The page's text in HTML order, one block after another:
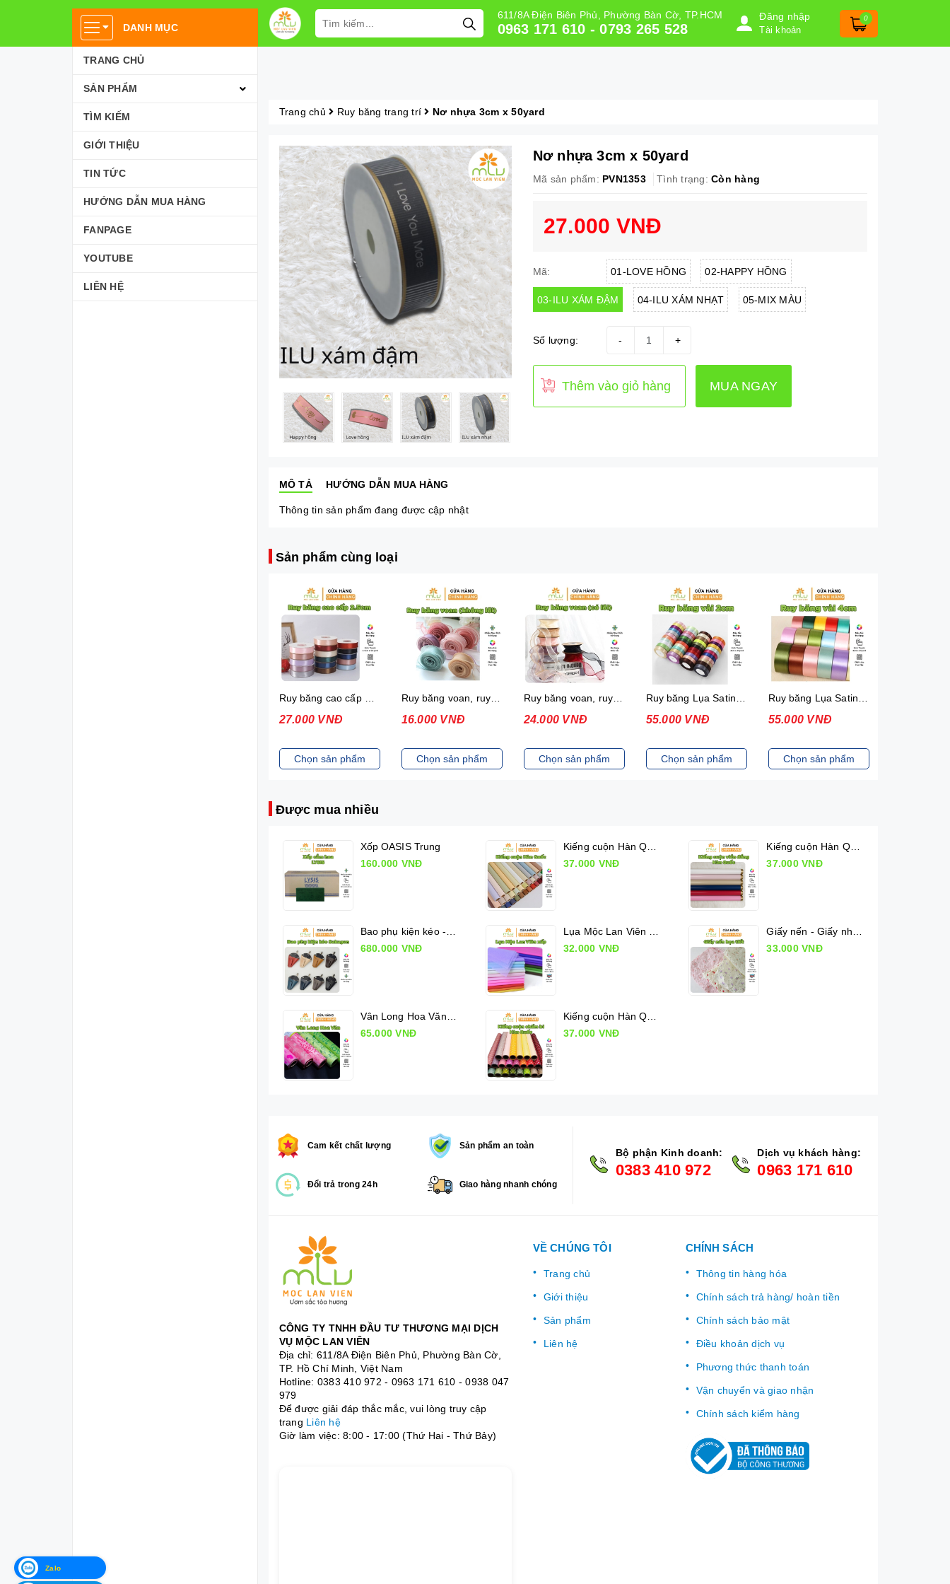
DANH MỤC
TRANG CHỦ
SẢN PHẨM
TÌM KIẾM
GIỚI THIỆU
TIN TỨC
HƯỚNG DẪN MUA HÀNG
FANPAGE
YOUTUBE
LIÊN HỆ
611/8A Điện Biên Phủ, Phường Bàn Cờ, TP.HCM
0963 171 610 - 0793 265 528
Đăng nhập
Tài khoản
0
Trang chủ Ruy băng trang trí Nơ nhựa 3cm x 50yard
Nơ nhựa 3cm x 50yard
Mã sản phẩm: PVN1353 Tình trạng: Còn hàng
27.000 VNĐ
Mã: 01-LOVE HỒNG 02-HAPPY HỒNG
03-ILU XÁM ĐẬM 04-ILU XÁM NHẠT 05-MIX MÀU
Số lượng: +
-
Thêm vào giỏ hàng MUA NGAY
MÔ TẢ HƯỚNG DẪN MUA HÀNG
Thông tin sản phẩm đang được cập nhật
Sản phẩm cùng loại
27.000 VNĐ
Chọn sản phẩm
16.000 VNĐ
Chọn sản phẩm
24.000 VNĐ
Chọn sản phẩm
55.000 VNĐ
Chọn sản phẩm
55.000 VNĐ
Chọn sản phẩm
Được mua nhiều
Xốp OASIS Trung
160.000 VNĐ
37.000 VNĐ
Kiếng cuộn Hàn Quốc viền đồng (50cm x 10m)
37.000 VNĐ
680.000 VNĐ
32.000 VNĐ
33.000 VNĐ
65.000 VNĐ
37.000 VNĐ
Cam kết chất lượng Sản phẩm an toàn
Đổi trả trong 24h Giao hàng nhanh chóng
Bộ phận Kinh doanh:
0383 410 972
Dịch vụ khách hàng:
0963 171 610
CÔNG TY TNHH ĐẦU TƯ THƯƠNG MẠI DỊCH
VỤ MỘC LAN VIÊN
Địa chỉ: 611/8A Điện Biên Phủ, Phường Bàn Cờ,
TP. Hồ Chí Minh, Việt Nam
Hotline: 0383 410 972 - 0963 171 610 -0938 047
979
Để được giải đáp thắc mắc, vui lòng truy cập
trang Liên hệ
Giờ làm việc: 8:00 - 17:00 (Thứ Hai - Thứ Bảy)
VỀ CHÚNG TÔI
Trang chủ
Giới thiệu
Sản phẩm
Liên hệ
CHÍNH SÁCH
Thông tin hàng hóa
Chính sách trả hàng/ hoàn tiền
Chính sách bảo mật
Điều khoản dịch vụ
Phương thức thanh toán
Vận chuyển và giao nhận
Chính sách kiểm hàng
Zalo